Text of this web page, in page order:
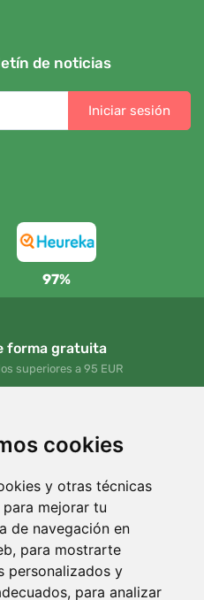
cookies
y otras técnicas
mejorar tu
de navegación en
para mostrarte
personalizados y
para analizar
de noticias
Iniciar sesión
97%
forma gratuita
superiores a 95 EUR
gratuitos
su pedido en cualquier momento
un árbol. Leer más